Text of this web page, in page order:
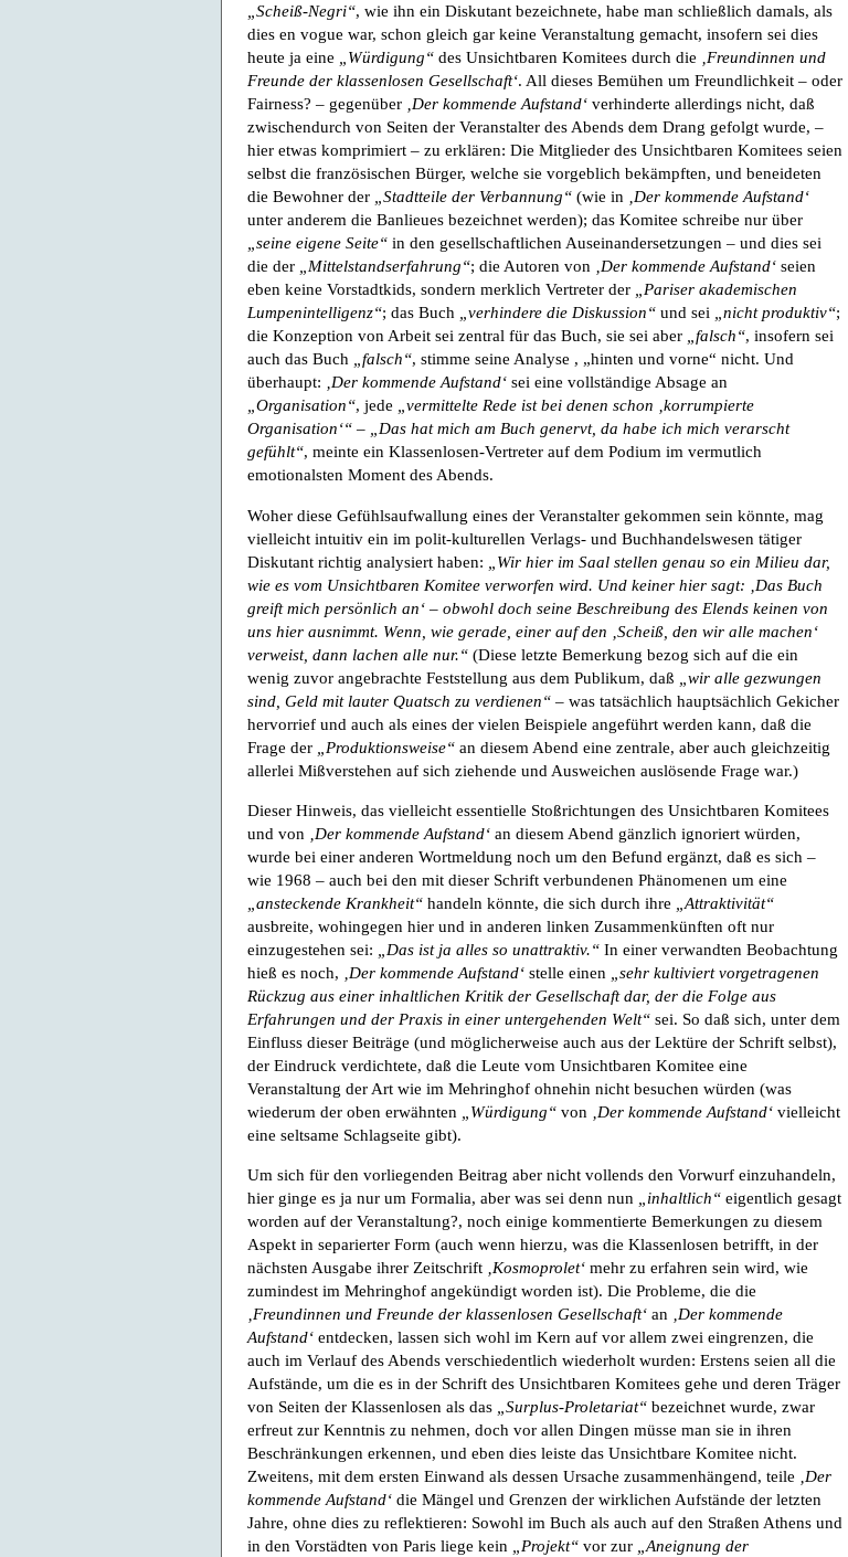
„Scheiß-Negri“, wie ihn ein Diskutant bezeichnete, habe man schließlich damals, als
dies en vogue war, schon gleich gar keine Veranstaltung gemacht, insofern sei dies
heute ja eine
„Würdigung“ des Unsichtbaren Komitees durch die
‚Freundinnen und
Freunde der klassenlosen Gesellschaft‘. All dieses Bemühen um Freundlichkeit – oder
Fairness? – gegenüber ‚Der kommende Aufstand‘ verhinderte allerdings nicht, daß
zwischendurch von Seiten der Veranstalter des Abends dem Drang gefolgt wurde, –
hier etwas komprimiert – zu erklären: Die Mitglieder des Unsichtbaren Komitees seien
selbst die französischen Bürger, welche sie vorgeblich bekämpften, und beneideten
die Bewohner der
„Stadtteile der Verbannung“ (wie in
‚Der kommende Aufstand‘
unter anderem die Banlieues bezeichnet werden); das Komitee schreibe nur über
„seine eigene Seite“ in den gesellschaftlichen Auseinandersetzungen – und dies sei
die der
„Mittelstandserfahrung“; die Autoren von ‚Der kommende Aufstand‘ seien
eben keine Vorstadtkids, sondern merklich Vertreter der
„Pariser akademischen
Lumpenintelligenz“; das Buch „verhindere die Diskussion“ und sei „nicht produktiv“;
die Konzeption von Arbeit sei zentral für das Buch, sie sei aber
„falsch“, insofern sei
auch das Buch
„falsch“, stimme seine Analyse , „hinten und vorne“ nicht. Und
überhaupt:
‚Der kommende Aufstand‘ sei eine vollständige Absage an
„Organisation“, jede
„vermittelte Rede ist bei denen schon ‚korrumpierte
Organisation‘“ –
„Das hat mich am Buch genervt, da habe ich mich verarscht
gefühlt“, meinte ein Klassenlosen-Vertreter auf dem Podium im vermutlich
emotionalsten Moment des Abends.
Woher diese Gefühlsaufwallung eines der Veranstalter gekommen sein könnte, mag
vielleicht intuitiv ein im polit-kulturellen Verlags- und Buchhandelswesen tätiger
Diskutant richtig analysiert haben:
„Wir hier im Saal stellen genau so ein Milieu dar,
wie es vom Unsichtbaren Komitee verworfen wird. Und keiner hier sagt: ‚Das Buch
greift mich persönlich an‘ – obwohl doch seine Beschreibung des Elends keinen von
uns hier ausnimmt. Wenn, wie gerade, einer auf den ‚Scheiß, den wir alle machen‘
verweist, dann lachen alle nur.“ (Diese letzte Bemerkung bezog sich auf die ein
wenig zuvor angebrachte Feststellung aus dem Publikum, daß
„wir alle gezwungen
sind, Geld mit lauter Quatsch zu verdienen“ – was tatsächlich hauptsächlich Gekicher
hervorrief und auch als eines der vielen Beispiele angeführt werden kann, daß die
Frage der
„Produktionsweise“ an diesem Abend eine zentrale, aber auch gleichzeitig
allerlei Mißverstehen auf sich ziehende und Ausweichen auslösende Frage war.)
Dieser Hinweis, das vielleicht essentielle Stoßrichtungen des Unsichtbaren Komitees
und von
‚Der kommende Aufstand‘ an diesem Abend gänzlich ignoriert würden,
wurde bei einer anderen Wortmeldung noch um den Befund ergänzt, daß es sich –
wie 1968 – auch bei den mit dieser Schrift verbundenen Phänomenen um eine
„ansteckende Krankheit“ handeln könnte, die sich durch ihre
„Attraktivität“
ausbreite, wohingegen hier und in anderen linken Zusammenkünften oft nur
einzugestehen sei:
„Das ist ja alles so unattraktiv.“ In einer verwandten Beobachtung
hieß es noch,
‚Der kommende Aufstand‘ stelle einen
„sehr kultiviert vorgetragenen
Rückzug aus einer inhaltlichen Kritik der Gesellschaft dar, der die Folge aus
Erfahrungen und der Praxis in einer untergehenden Welt“ sei. So daß sich, unter dem
Einfluss dieser Beiträge (und möglicherweise auch aus der Lektüre der Schrift selbst),
der Eindruck verdichtete, daß die Leute vom Unsichtbaren Komitee eine
Veranstaltung der Art wie im Mehringhof ohnehin nicht besuchen würden (was
wiederum der oben erwähnten
„Würdigung“ von ‚Der kommende Aufstand‘ vielleicht
eine seltsame Schlagseite gibt).
Um sich für den vorliegenden Beitrag aber nicht vollends den Vorwurf einzuhandeln,
hier ginge es ja nur um Formalia, aber was sei denn nun
„inhaltlich“ eigentlich gesagt
worden auf der Veranstaltung?, noch einige kommentierte Bemerkungen zu diesem
Aspekt in separierter Form (auch wenn hierzu, was die Klassenlosen betrifft, in der
nächsten Ausgabe ihrer Zeitschrift ‚Kosmoprolet‘ mehr zu erfahren sein wird, wie
zumindest im Mehringhof angekündigt worden ist). Die Probleme, die die
‚Freundinnen und Freunde der klassenlosen Gesellschaft‘ an
‚Der kommende
Aufstand‘ entdecken, lassen sich wohl im Kern auf vor allem zwei eingrenzen, die
auch im Verlauf des Abends verschiedentlich wiederholt wurden: Erstens seien all die
Aufstände, um die es in der Schrift des Unsichtbaren Komitees gehe und deren Träger
von Seiten der Klassenlosen als das
„Surplus-Proletariat“ bezeichnet wurde, zwar
erfreut zur Kenntnis zu nehmen, doch vor allen Dingen müsse man sie in ihren
Beschränkungen erkennen, und eben dies leiste das Unsichtbare Komitee nicht.
Zweitens, mit dem ersten Einwand als dessen Ursache zusammenhängend, teile
‚Der
kommende Aufstand‘ die Mängel und Grenzen der wirklichen Aufstände der letzten
Jahre, ohne dies zu reflektieren: Sowohl im Buch als auch auf den Straßen Athens und
in den Vorstädten von Paris liege kein
„Projekt“ vor zur
„Aneignung der